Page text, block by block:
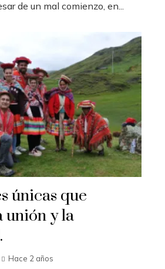
de un mal comienzo, en...
únicas que
unión y la
Hace 2 años